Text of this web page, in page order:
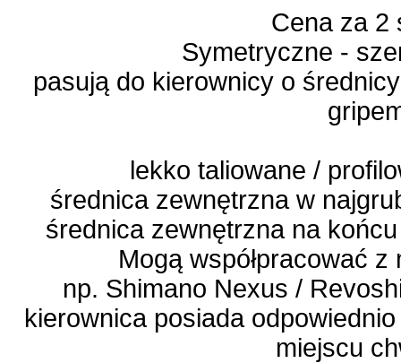
Cena za 2
Symetryczne -
pasują do kierownicy o
lekko taliowane /
średnica zewnętrzna w
średnica zewnętrzna na
Mogą współpracować
np. Shimano Nexus /
kierownica posiada
miejscu